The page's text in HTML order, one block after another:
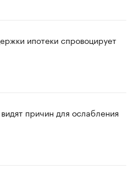
ипотеки спровоцирует
причин для ослабления